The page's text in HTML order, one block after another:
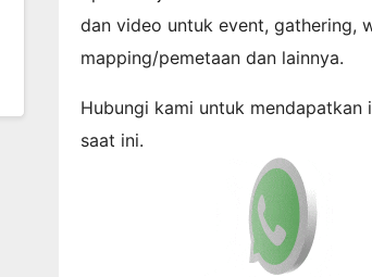
dan video untuk event, gathering,
mapping/pemetaan dan lainnya.
Hubungi kami untuk
saat ini.